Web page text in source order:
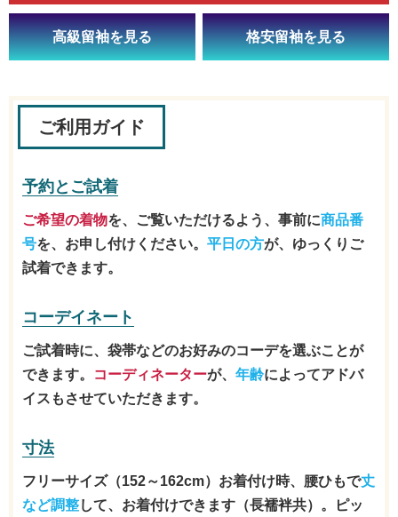
高級留袖を見る 格安留袖を見る
ご利用ガイド
予約とご試着
ご希望の着物を、ご覧いただけるよう、事前に商品番
号を、お申し付けください。 平日の方が、ゆっくりご
試着できます。
コーデイネート
ご試着時に、袋帯などのお好みのコーデを選ぶことが
できます。
コーディネーターが、 年齢によってアドバ
イスもさせていただきます。
寸法
フリーサイズ（152～162cm）お着付け時、腰ひもで丈
など調整して、お着付けできます（長襦袢共）。ピッ